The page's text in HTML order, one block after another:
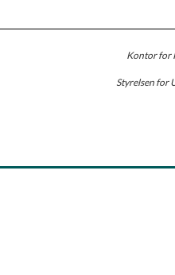
Kontor for
Styrelsen for